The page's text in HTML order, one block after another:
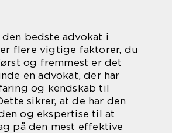
bedste advokat i
flere vigtige faktorer, du
og fremmest er det
en advokat, der har
og kendskab til
sikrer, at de har den
og ekspertise til at
på den mest effektive